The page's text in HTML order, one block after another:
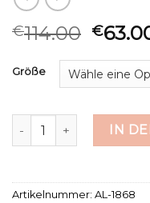
€114.00 €
Größe
jordan 6 infra redIN
Artikelnummer: AL-1868